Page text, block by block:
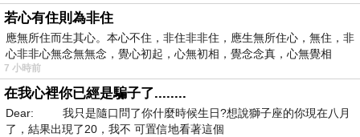
若心有住則為非住
應無所住而生其心。本心不住，非住非非住，應生無所住心，無住，非
心非非心無念無無念，覺心初起，心無初相，覺念念真，心無覺相
7 小時前
在我心裡你已經是騙子了........
Dear: 我只是隨口問了你什麼時候生日?想說獅子座的你現在八月
了，結果出現了20，我不 可置信地看著這個